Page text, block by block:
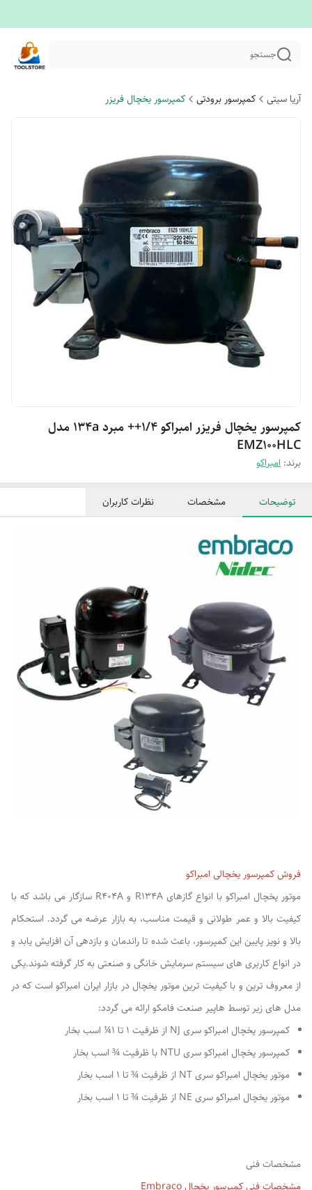
جستجو
آریا سیتی کمپرسور برودتی کمپرسور یخچال فریزر
کمپرسور یخچال فریزر امبراکو 1/4++ مبرد 134a مدل
EMZ100HLC
برند: امبراکو
توضیحات مشخصات نظرات کاربران
فروش کمپرسور یخچالی امبراکو
موتور یخچال امبراکو با انواع گازهای R134A و R404A سازگار می باشد که با
کیفیت بالا و عمر طولانی و قیمت مناسب، به بازار عرضه می گردد. استحکام
بالا و نویز پایین این کمپرسور، باعث شده تا راندمان و بازدهی آن افزایش یابد و
در انواع کاربری های سیستم سرمایش خانگی و صنعتی به کار گرفته شوند.یکی
از معروف ترین و با کیفیت ترین موتور یخچال در بازار ایران امبراکو است که در
مدل های زیر توسط هاپیر صنعت فامکو ارائه می گردد:
کمپرسور یخچال امبراکو سری NJ از ظرفیت 1 تا 1¼ اسب بخار
کمپرسور یخچال امبراکو سری NTU با ظرفیت ¾ اسب بخار
موتور یخچال امبراکو سری NT از ظرفیت ¾ تا 1 اسب بخار
موتور یخچال امبراکو سری NE از ظرفیت ¾ تا 1 اسب بخار
مشخصات فنی
مشخصات فنی کمپرسور یخچال Embraco